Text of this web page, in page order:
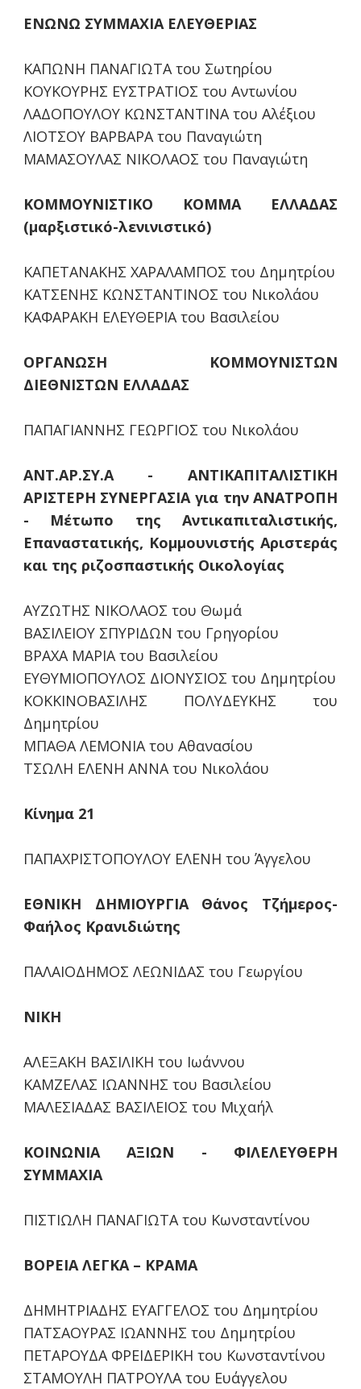
ΕΝΩΝΩ ΣΥΜΜΑΧΙΑ ΕΛΕΥΘΕΡΙΑΣ
ΚΑΠΩΝΗ ΠΑΝΑΓΙΩΤΑ του Σωτηρίου
ΚΟΥΚΟΥΡΗΣ ΕΥΣΤΡΑΤΙΟΣ του Αντωνίου
ΛΑΔΟΠΟΥΛΟΥ ΚΩΝΣΤΑΝΤΙΝΑ του Αλέξιου
ΛΙΟΤΣΟΥ ΒΑΡΒΑΡΑ του Παναγιώτη
ΜΑΜΑΣΟΥΛΑΣ ΝΙΚΟΛΑΟΣ του Παναγιώτη
ΚΟΜΜΟΥΝΙΣΤΙΚΟ ΚΟΜΜΑ ΕΛΛΑΔΑΣ
(μαρξιστικό-λενινιστικό)
ΚΑΠΕΤΑΝΑΚΗΣ ΧΑΡΑΛΑΜΠΟΣ του Δημητρίου
ΚΑΤΣΕΝΗΣ ΚΩΝΣΤΑΝΤΙΝΟΣ του Νικολάου
ΚΑΦΑΡΑΚΗ ΕΛΕΥΘΕΡΙΑ του Βασιλείου
ΟΡΓΑΝΩΣΗ ΚΟΜΜΟΥΝΙΣΤΩΝ
ΔΙΕΘΝΙΣΤΩΝ ΕΛΛΑΔΑΣ
ΠΑΠΑΓΙΑΝΝΗΣ ΓΕΩΡΓΙΟΣ του Νικολάου
ΑΝΤ.ΑΡ.ΣΥ.Α - ΑΝΤΙΚΑΠΙΤΑΛΙΣΤΙΚΗ
ΑΡΙΣΤΕΡΗ ΣΥΝΕΡΓΑΣΙΑ για την ΑΝΑΤΡΟΠΗ
- Μέτωπο της Αντικαπιταλιστικής,
Επαναστατικής, Κομμουνιστής Αριστεράς
και της ριζοσπαστικής Οικολογίας
ΑΥΖΩΤΗΣ ΝΙΚΟΛΑΟΣ του Θωμά
ΒΑΣΙΛΕΙΟΥ ΣΠΥΡΙΔΩΝ του Γρηγορίου
ΒΡΑΧΑ ΜΑΡΙΑ του Βασιλείου
ΕΥΘΥΜΙΟΠΟΥΛΟΣ ΔΙΟΝΥΣΙΟΣ του Δημητρίου
ΚΟΚΚΙΝΟΒΑΣΙΛΗΣ ΠΟΛΥΔΕΥΚΗΣ του
Δημητρίου
ΜΠΑΘΑ ΛΕΜΟΝΙΑ του Αθανασίου
ΤΣΩΛΗ ΕΛΕΝΗ ΑΝΝΑ του Νικολάου
Κίνημα 21
ΠΑΠΑΧΡΙΣΤΟΠΟΥΛΟΥ ΕΛΕΝΗ του Άγγελου
ΕΘΝΙΚΗ ΔΗΜΙΟΥΡΓΙΑ Θάνος Τζήμερος-
Φαήλος Κρανιδιώτης
ΠΑΛΑΙΟΔΗΜΟΣ ΛΕΩΝΙΔΑΣ του Γεωργίου
ΝΙΚΗ
ΑΛΕΞΑΚΗ ΒΑΣΙΛΙΚΗ του Ιωάννου
ΚΑΜΖΕΛΑΣ ΙΩΑΝΝΗΣ του Βασιλείου
ΜΑΛΕΣΙΑΔΑΣ ΒΑΣΙΛΕΙΟΣ του Μιχαήλ
ΚΟΙΝΩΝΙΑ ΑΞΙΩΝ - ΦΙΛΕΛΕΥΘΕΡΗ
ΣΥΜΜΑΧΙΑ
ΠΙΣΤΙΩΛΗ ΠΑΝΑΓΙΩΤΑ του Κωνσταντίνου
ΒΟΡΕΙΑ ΛΕΓΚΑ – ΚΡΑΜΑ
ΔΗΜΗΤΡΙΑΔΗΣ ΕΥΑΓΓΕΛΟΣ του Δημητρίου
ΠΑΤΣΑΟΥΡΑΣ ΙΩΑΝΝΗΣ του Δημητρίου
ΠΕΤΑΡΟΥΔΑ ΦΡΕΙΔΕΡΙΚΗ του Κωνσταντίνου
ΣΤΑΜΟΥΛΗ ΠΑΤΡΟΥΛΑ του Ευάγγελου